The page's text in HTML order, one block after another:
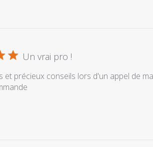
Un vrai pro !
et précieux conseils lors d'un appel de